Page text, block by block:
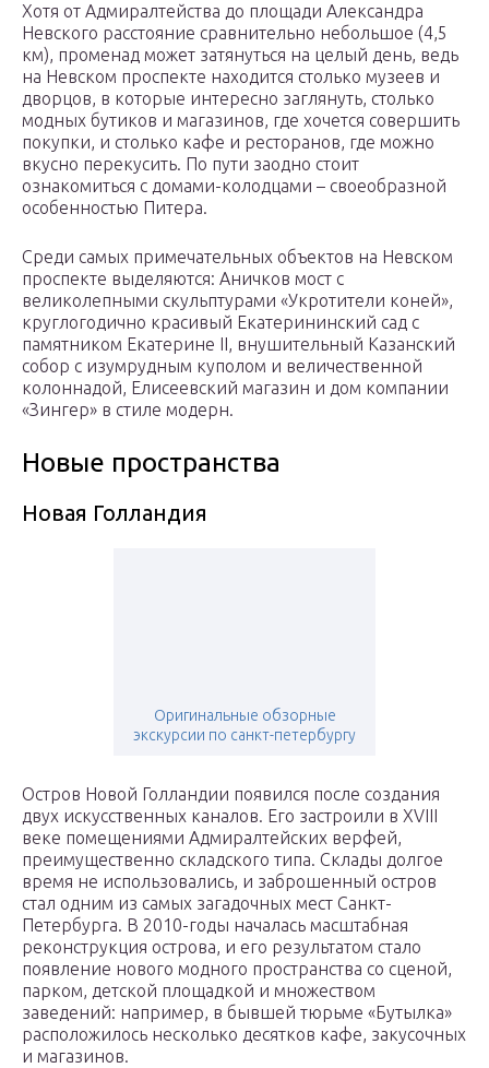
Хотя от Адмиралтейства до площади Александра
Невского расстояние сравнительно небольшое (4,5
км), променад может затянуться на целый день, ведь
на Невском проспекте находится столько музеев и
дворцов, в которые интересно заглянуть, столько
модных бутиков и магазинов, где хочется совершить
покупки, и столько кафе и ресторанов, где можно
вкусно перекусить. По пути заодно стоит
ознакомиться с домами-колодцами – своеобразной
особенностью Питера.
Среди самых примечательных объектов на Невском
проспекте выделяются: Аничков мост с
великолепными скульптурами «Укротители коней»,
круглогодично красивый Екатерининский сад с
памятником Екатерине II, внушительный Казанский
собор с изумрудным куполом и величественной
колоннадой, Елисеевский магазин и дом компании
«Зингер» в стиле модерн.
Новые пространства
Новая Голландия
Оригинальные обзорные
экскурсии по санкт-петербургу
Остров Новой Голландии появился после создания
двух искусственных каналов. Его застроили в XVIII
веке помещениями Адмиралтейских верфей,
преимущественно складского типа. Склады долгое
время не использовались, и заброшенный остров
стал одним из самых загадочных мест Санкт-
Петербурга. В 2010-годы началась масштабная
реконструкция острова, и его результатом стало
появление нового модного пространства со сценой,
парком, детской площадкой и множеством
заведений: например, в бывшей тюрьме «Бутылка»
расположилось несколько десятков кафе, закусочных
и магазинов.